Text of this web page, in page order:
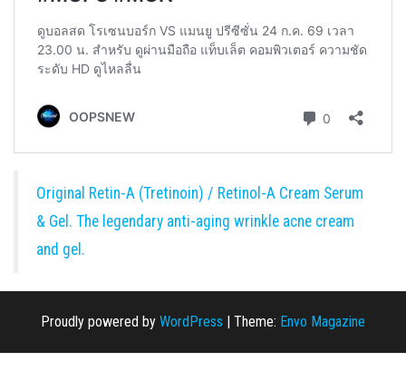
Original Retin-A (Tretinoin) / Retinol-A Cream Serum
& Gel. The legendary anti-aging wrinkle acne cream
and gel.
Proudly powered by WordPress Theme: Envo Magazine